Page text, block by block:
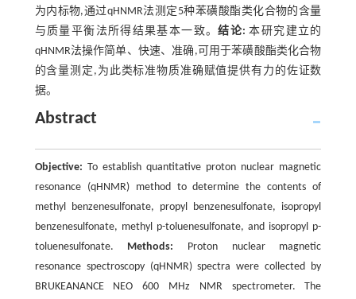
为内标物,通过qHNMR法测定5种苯磺酸酯类化合物的含量
与质量平衡法所得结果基本一致。结论: 本研究建立的
qHNMR法操作简单、快速、准确,可用于苯磺酸酯类化合物
的含量测定,为此类标准物质准确赋值提供有力的佐证数
据。
Abstract
Objective: To establish quantitative proton nuclear magnetic
resonance (qHNMR) method to determine the contents of
methyl benzenesulfonate, propyl benzenesulfonate, isopropyl
benzenesulfonate, methyl p-toluenesulfonate, and isopropyl p-
toluenesulfonate. Methods: Proton nuclear magnetic
resonance spectroscopy (qHNMR) spectra were collected by
BRUKEANANCE NEO 600 MHz NMR spectrometer. The